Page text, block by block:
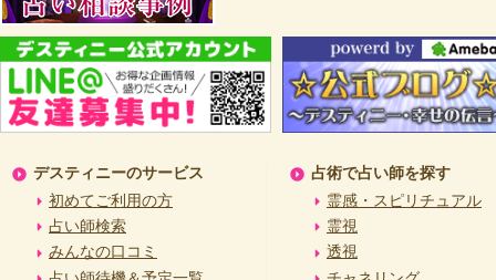
デスティニーのサービス
初めてご利用の方
占い師検索
みんなの口コミ
占術で占い師を探す
霊感・スピリチュアル
霊視
透視